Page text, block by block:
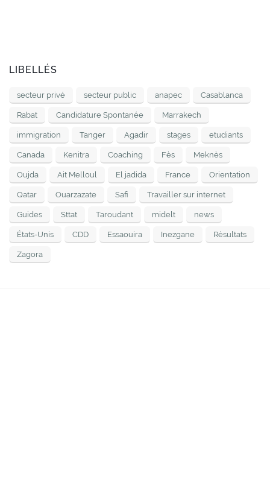
LIBELLÉS
secteur privé secteur public anapec Casablanca
Rabat Candidature Spontanée Marrakech
immigration Tanger Agadir stages etudiants
Canada Kenitra Coaching Fès Meknès
Oujda Ait Melloul El jadida France Orientation
Qatar Ouarzazate Safi Travailler sur internet
Guides Sttat Taroudant midelt news
États-Unis CDD Essaouira Inezgane Résultats
Zagora